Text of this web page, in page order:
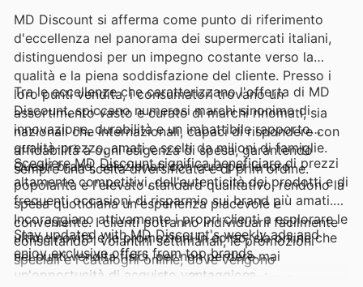
MD Discount si afferma come punto di riferimento
d'eccellenza nel panorama dei supermercati italiani,
distinguendosi per un impegno costante verso la
qualità e la piena soddisfazione del cliente. Presso i
loro punti vendita, i consumatori trovano un
assortimento vasto e curato di marchi rinomati, sia
nazionali che internazionali, capaci di rispondere con
affidabilità a ogni esigenza di spesa, garantendo
sempre una scelta diversificata e di prim'ordine.
Tra le eccellenze che caratterizzano l'offerta di MD
Discount, spiccano numerosi marchi sinonimo di
innovazione, durabilità e un imbattibile rapporto
qualità-prezzo, amati e scelti da milioni di famiglie.
Questi brand, selezionati con cura per la loro
popolarità e l'elevato standard qualitativo, rendono la
spesa quotidiana un'esperienza piacevole e
conveniente. I clienti potranno individuarli facilmente
consultando i volantini settimanali, le promozioni
speciali e i cataloghi online, dove vengono
costantemente presentate offerte esclusive e
Scegliere MD Discount significa beneficiare di prezzi
altamente competitivi, dell'autenticità dei prodotti e di
frequenti occasioni di risparmio sui brand più amati.
Incoraggiano attivamente i propri clienti a esplorare le
ultime novità e le promozioni in corso, sia online che
nei punti vendita fisici, per non perdere mai
un'opportunità di acquisto vantaggiosa.
Stay updated with MD Discount's weekly ads and
enjoy exclusive offers from top brands.